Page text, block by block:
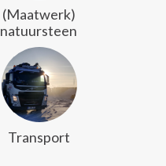
(Maatwerk)
natuursteen
Transport